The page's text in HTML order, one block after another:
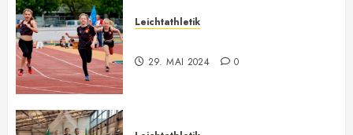
Leichtathletik
29. MAI 2024 0